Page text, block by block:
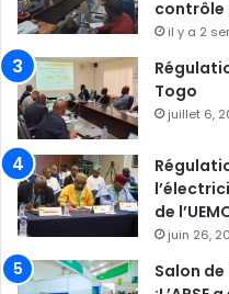
contrôle
il y a 2
Togo
juillet 6,
de
juin 26,
Salon de